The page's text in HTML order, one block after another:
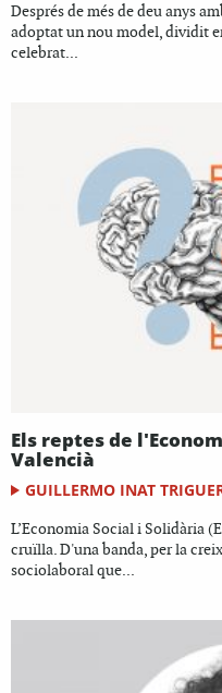
Després de més de deu anys
adoptat un nou model, dividit
celebrat...
Els reptes de
Valencià
GUILLERMO INAT
L’Economia Social i Solidària
cruïlla. D'una banda, per la
sociolaboral que...